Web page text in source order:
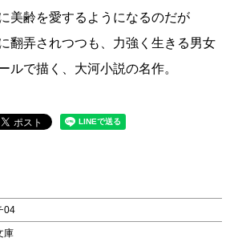
美齢を愛するようになるのだが
弄されつつも、力強く生きる男女
ルで描く、大河小説の名作。
04
庫